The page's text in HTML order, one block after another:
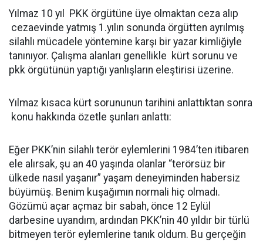
Yılmaz 10 yıl PKK örgütüne üye olmaktan ceza alıp
cezaevinde yatmış 1.yılın sonunda örgütten ayrılmış
silahlı mücadele yöntemine karşı bir yazar kimliğiyle
tanınıyor. Çalışma alanları genellikle kürt sorunu ve
pkk örgütünün yaptığı yanlışların eleştirisi üzerine.
Yılmaz kısaca kürt sorununun tarihini anlattıktan sonra
konu hakkında özetle şunları anlattı:
Eğer PKK’nin silahlı terör eylemlerini 1984’ten itibaren
ele alırsak, şu an 40 yaşında olanlar “terörsüz bir
ülkede nasıl yaşanır” yaşam deneyiminden habersiz
büyümüş. Benim kuşağımın normali hiç olmadı.
Gözümü açar açmaz bir sabah, önce 12 Eylül
darbesine uyandım, ardından PKK’nin 40 yıldır bir türlü
bitmeyen terör eylemlerine tanık oldum. Bu gerçeğin